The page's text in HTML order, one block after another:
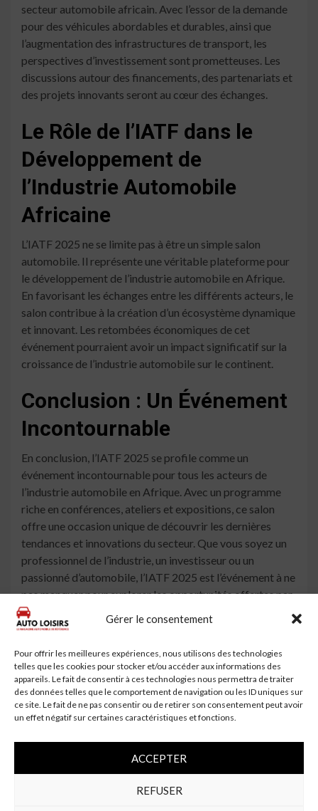
Gérer le consentement
Pour offrir les meilleures expériences, nous utilisons des technologies
telles que les cookies pour stocker et/ou accéder aux informations des
appareils. Le fait de consentir à ces technologies nous permettra de traiter
des données telles que le comportement de navigation ou les ID uniques sur
ce site. Le fait de ne pas consentir ou de retirer son consentement peut avoir
un effet négatif sur certaines caractéristiques et fonctions.
ACCEPTER
REFUSER
secteur automobile africain. Avec l’essor de la demande
pour des véhicules abordables et durables, ainsi que
l’augmentation des infrastructures de transport, les
perspectives d’investissement sont prometteuses. Les
discussions autour des financements, des partenariats et
des projets innovants seront au cœur des échanges.
Le Rôle de l’IATF dans le
Développement de
l’Industrie Automobile
Africaine
L’IATF 2025 ne se limite pas à être un simple salon
automobile. Il représente une véritable plateforme pour
le développement de l’industrie automobile en Afrique.
En favorisant les échanges entre les différents acteurs, le
salon contribue à la création d’un écosystème dynamique
et innovant. Les retombées économiques de cet
événement pourraient avoir un impact significatif sur la
croissance de l’industrie automobile sur le continent.
Conclusion : Un Événement
Incontournable
En conclusion, l’IATF 2025 se profile comme un
événement incontournable pour tous les acteurs de
l’industrie automobile en Afrique. Avec un programme
riche en conférences, ateliers et expositions, ce salon
offre une occasion unique de découvrir les dernières
tendances et innovations du secteur. Que vous soyez un
professionnel de l’industrie, un investisseur ou un
passionné d’automobile, l’IATF 2025 est l’événement à ne
pas manquer pour explorer les opportunités offertes par
le marché automobile africain.
IATF 2025 : Salon Automobile à Alger du 5 au 7
septembre
Salon de l'Automobile d'Abidjan : Adeline, la
Meilleure Main en Fer
Equip Auto Algeria 2025 : L'Industrie Automobile
Forte hausse du bénéfice de CFAO Mobility en